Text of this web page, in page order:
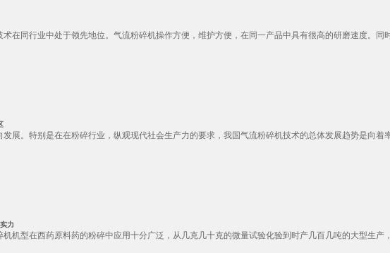
在同行业中处于领先地位。气流粉碎机操作方便，维护方便，在同一产品中具有很高的研磨速度。同
展。特别是在在粉碎行业，纵观现代社会生产力的要求，我国气流粉碎机技术的总体发展趋势是向着
力
机型在西药原料药的粉碎中应用十分广泛，从几克几十克的微量试验化验到时产几百几吨的大型生产